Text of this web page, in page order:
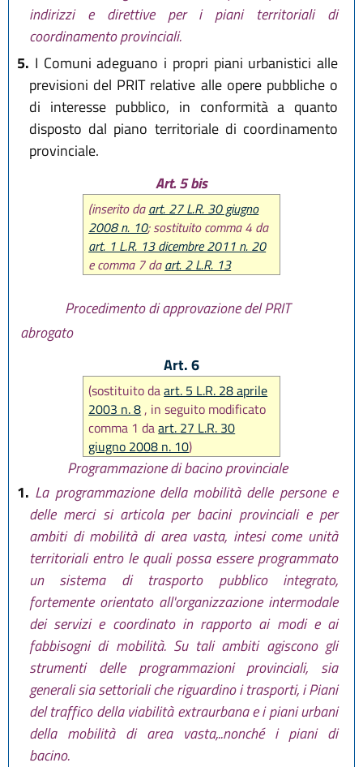
indirizzi e direttive per i piani territoriali di
coordinamento provinciali.
5. I Comuni adeguano i propri piani urbanistici alle
previsioni del PRIT relative alle opere pubbliche o
di interesse pubblico, in conformità a quanto
disposto dal piano territoriale di coordinamento
provinciale.
Art. 5 bis
(inserito daart. 27 L.R. 30 giugno
2008 n. 10; sostituito comma 4 da
art. 1 L.R. 13 dicembre 2011 n. 20
e comma 7 daart. 2 L.R. 13
Allegato AL.R. 28 luglio 2026, n. 9 )
Procedimento di approvazione del PRIT
abrogato
Art. 6
(sostituito daart. 5 L.R. 28 aprile
2003 n. 8, in seguito modificato
comma 1 daart. 27 L.R. 30
giugno 2008 n. 10)
Programmazione di bacino provinciale
1. La programmazione della mobilità delle persone e
delle merci si articola per bacini provinciali e per
ambiti di mobilità di area vasta, intesi come unità
territoriali entro le quali possa essere programmato
un sistema di trasporto pubblico integrato,
fortemente orientato all'organizzazione intermodale
dei servizi e coordinato in rapporto ai modi e ai
fabbisogni di mobilità. Su tali ambiti agiscono gli
strumenti delle programmazioni provinciali, sia
generali sia settoriali che riguardino i trasporti, i Piani
del traffico della viabilità extraurbana e i piani urbani
della mobilità di area vasta,..nonché i piani di
bacino.